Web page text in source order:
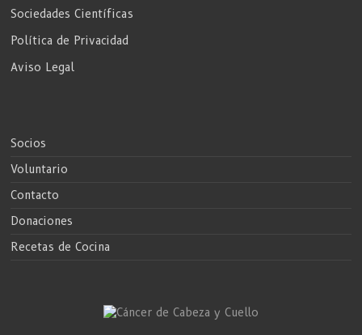
Sociedades Científicas
Política de Privacidad
Aviso Legal
Socios
Voluntario
Contacto
Donaciones
Recetas de Cocina